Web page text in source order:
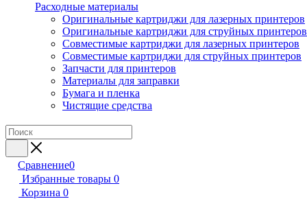
Расходные материалы
Оригинальные картриджи для лазерных принтеров
Оригинальные картриджи для струйных принтеров
Совместимые картриджи для лазерных принтеров
Совместимые картриджи для струйных принтеров
Запчасти для принтеров
Материалы для заправки
Бумага и пленка
Чистящие средства
Сравнение0
Избранные товары 0
Корзина 0